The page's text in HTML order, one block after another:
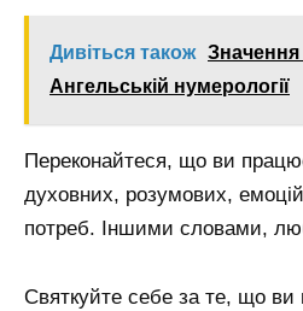
Дивіться також Значення
Ангельській нумерології
Переконайтеся, що ви
духовних, розумових,
потреб. Іншими словами,
Святкуйте себе за те, що